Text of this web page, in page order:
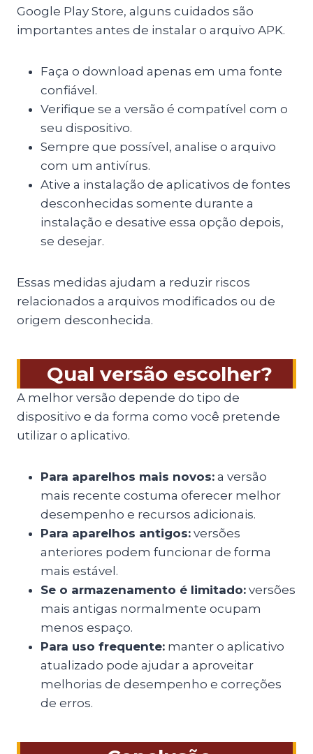
Google Play Store, alguns cuidados são
importantes antes de instalar o arquivo APK.
Faça o download apenas em uma fonte
confiável.
Verifique se a versão é compatível com o
seu dispositivo.
Sempre que possível, analise o arquivo
com um antivírus.
Ative a instalação de aplicativos de fontes
desconhecidas somente durante a
instalação e desative essa opção depois,
se desejar.
Essas medidas ajudam a reduzir riscos
relacionados a arquivos modificados ou de
origem desconhecida.
Qual versão escolher?
A melhor versão depende do tipo de
dispositivo e da forma como você pretende
utilizar o aplicativo.
Para aparelhos mais novos: a versão
mais recente costuma oferecer melhor
desempenho e recursos adicionais.
Para aparelhos antigos: versões
anteriores podem funcionar de forma
mais estável.
Se o armazenamento é limitado: versões
mais antigas normalmente ocupam
menos espaço.
Para uso frequente: manter o aplicativo
atualizado pode ajudar a aproveitar
melhorias de desempenho e correções
de erros.